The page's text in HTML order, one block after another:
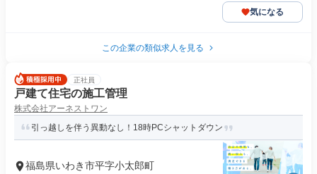
気になる
この企業の類似求人を見る
正社員
戸建て住宅の施工管理
株式会社アーネストワン
引っ越しを伴う異動なし！18時PCシャットダウン
福島県いわき市平字小太郎町